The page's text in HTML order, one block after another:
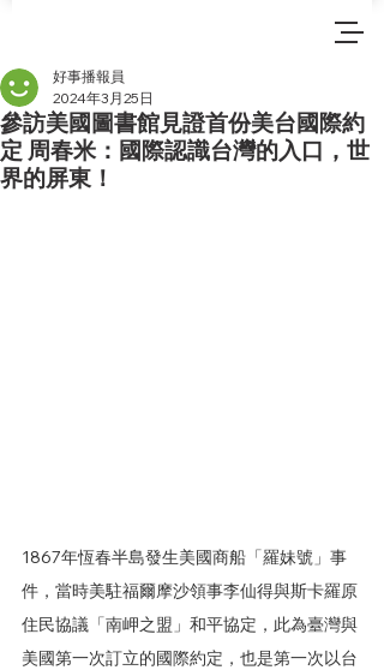
參訪美國圖書館見證首份美台國際約
定 周春米：國際認識台灣的入口，世
界的屏東！
好事播報員
2024年3月25日
1867年恆春半島發生美國商船「羅妹號」事
件，當時美駐福爾摩沙領事李仙得與斯卡羅原
住民協議「南岬之盟」和平協定，此為臺灣與
美國第一次訂立的國際約定，也是第一次以台